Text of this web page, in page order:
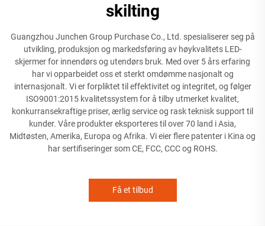
skilting
Guangzhou Junchen Group Purchase Co., Ltd. spesialiserer seg på
utvikling, produksjon og markedsføring av høykvalitets LED-
skjermer for innendørs og utendørs bruk. Med over 5 års erfaring
har vi opparbeidet oss et sterkt omdømme nasjonalt og
internasjonalt. Vi er forpliktet til effektivitet og integritet, og følger
ISO9001:2015 kvalitetssystem for å tilby utmerket kvalitet,
konkurransekraftige priser, ærlig service og rask teknisk support til
kunder. Våre produkter eksporteres til over 70 land i Asia,
Midtøsten, Amerika, Europa og Afrika. Vi eier flere patenter i Kina og
har sertifiseringer som CE, FCC, CCC og ROHS.
Få et tilbud